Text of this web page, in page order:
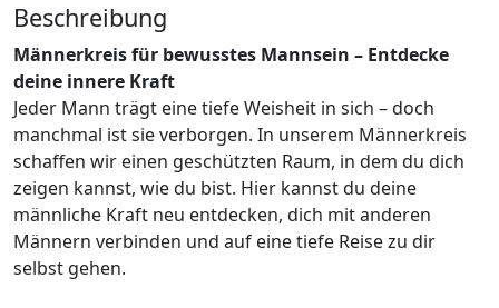
Beschreibung
Männerkreis für bewusstes Mannsein – Entdecke
deine innere Kraft
Jeder Mann trägt eine tiefe Weisheit in sich – doch
manchmal ist sie verborgen. In unserem Männerkreis
schaffen wir einen geschützten Raum, in dem du dich
zeigen kannst, wie du bist. Hier kannst du deine
männliche Kraft neu entdecken, dich mit anderen
Männern verbinden und auf eine tiefe Reise zu dir
selbst gehen.